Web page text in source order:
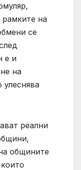
рамките на
се
е и
на
улеснява
реални
общините